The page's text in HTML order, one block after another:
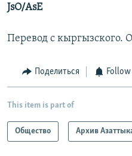
JsO/AsE
Перевод с кыргызского.
Поделиться
This item is part of
Общество Архив